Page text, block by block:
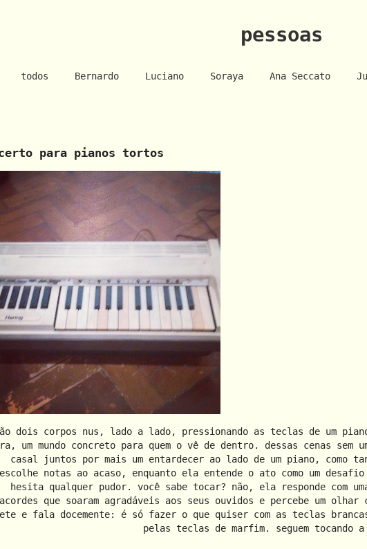
pessoas
todos Bernardo Luciano Soraya Ana Seccato
para pianos tortos
dois corpos nus, lado a lado, pressionando as teclas de um
um mundo concreto para quem o vê de dentro. dessas cenas
casal juntos por mais um entardecer ao lado de um piano,
escolhe notas ao acaso, enquanto ela entende o ato como um
hesita qualquer pudor. você sabe tocar? não, ela responde com
acordes que soaram agradáveis aos seus ouvidos e percebe um
e fala docemente: é só fazer o que quiser com as teclas
pelas teclas de marfim. seguem tocando